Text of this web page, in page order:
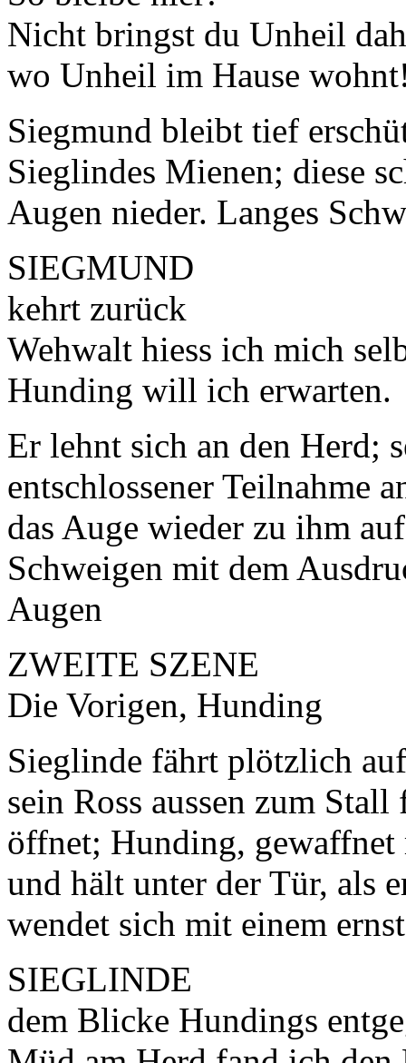
Nicht bringst du Unheil
wo Unheil im Hause
Siegmund bleibt tief
Sieglindes Mienen; diese
Augen nieder. Langes
SIEGMUND
kehrt zurück
Wehwalt hiess ich mich
Hunding will ich erwarten.
Er lehnt sich an den Herd;
entschlossener Teilnahme
das Auge wieder zu ihm
Schweigen mit dem
Augen
ZWEITE SZENE
Die Vorigen, Hunding
Sieglinde fährt plötzlich
sein Ross aussen zum
öffnet; Hunding,
und hält unter der Tür, als
wendet sich mit einem
SIEGLINDE
dem Blicke Hundings